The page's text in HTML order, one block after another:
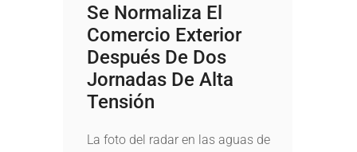
Se Normaliza El
Comercio Exterior
Después De Dos
Jornadas De Alta
Tensión
La foto del radar en las aguas de